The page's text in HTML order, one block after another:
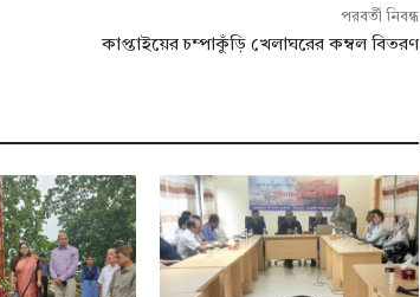
পরবর্তী নিবন্ধ
কাপ্তাইয়ের চম্পাকুঁড়ি খেলাঘরের কম্বল বিতরণ